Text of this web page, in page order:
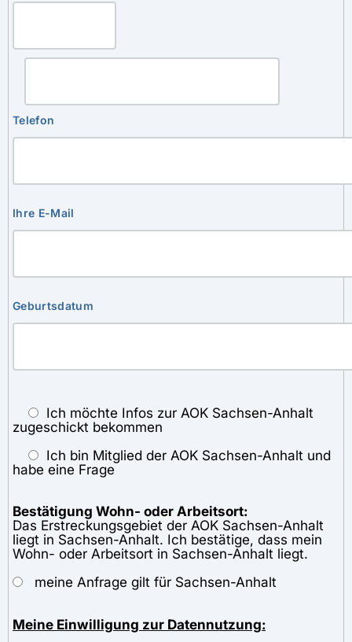
Telefon
Ihre E-Mail
Geburtsdatum
Ich möchte Infos zur AOK Sachsen-Anhalt
zugeschickt bekommen
Ich bin Mitglied der AOK Sachsen-Anhalt und
habe eine Frage
Bestätigung Wohn- oder Arbeitsort:
Das Erstreckungsgebiet der AOK Sachsen-Anhalt
liegt in Sachsen-Anhalt. Ich bestätige, dass mein
Wohn- oder Arbeitsort in Sachsen-Anhalt liegt.
meine Anfrage gilt für Sachsen-Anhalt
Meine Einwilligung zur Datennutzung: